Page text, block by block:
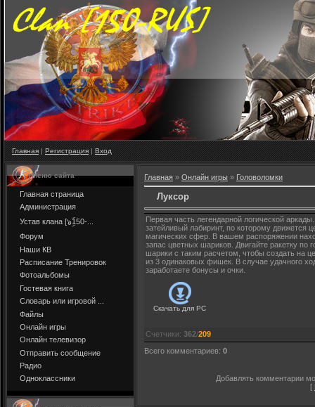
Главная |Регистрация|Вход
Меню сайта
Главная страница
Администрация
Устав клана [๖ۣۜ150-...
Форум
Наши КВ
Расписание Тренировок
Фотоальбомы
Гостевая книга
Словарь или игровой ...
Файлы
Онлайн игры
Онлайн телевизор
Отправить сообщение
Радио
Одноклассники
Главная » Онлайн игры » Головоломки
Луксор
Первая часть легендарной логической
затейливый лабиринт, по которому движется
магических сфер. В вашем распоряжении
запас цветных шариков. Двигайте ракетку по
шарики с таким расчетом, чтобы создать на
из 3 одинаковых фишек. В случае удачного
заработаете бонусы и очки.
Скачать для PC
Счетчики: 362/209
Всего комментариев: 0
Добавлять комментарии
[